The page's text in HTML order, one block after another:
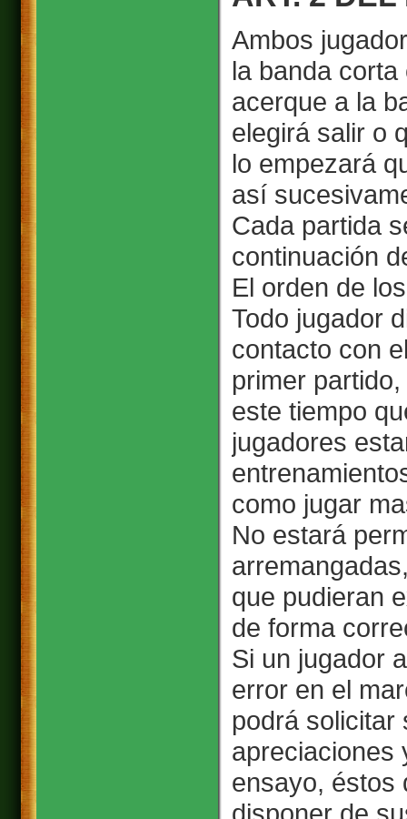
Ambos
la banda
acerque a la
elegirá salir o
lo empezará
así
Cada partida
continuación
El orden de
Todo jugador
contacto con
primer
este tiempo
jugadores
como jugar
No estará
que pudieran
de forma
Si un jugador
error en el
podrá solicitar
apreciaciones
ensayo, éstos